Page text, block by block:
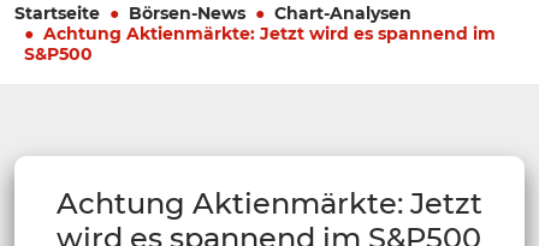
Startseite Börsen-News
Chart-Analysen
Achtung Aktienmärkte: Jetzt wird es spannend im
S&P500
Achtung Aktienmärkte: Jetzt
wird es spannend im S&P500